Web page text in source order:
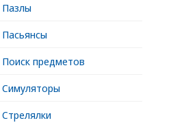
Пазлы
Пасьянсы
Поиск предметов
Симуляторы
Стрелялки